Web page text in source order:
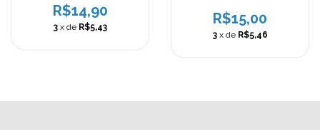
R$14,90
3 x de R$5,43
R$15,00
3 x de R$5,46